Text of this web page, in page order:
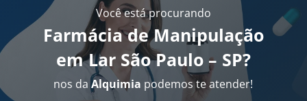
Você está procurando
Farmácia de Manipulação
em Lar São Paulo – SP?
nos daAlquimia podemos te atender!